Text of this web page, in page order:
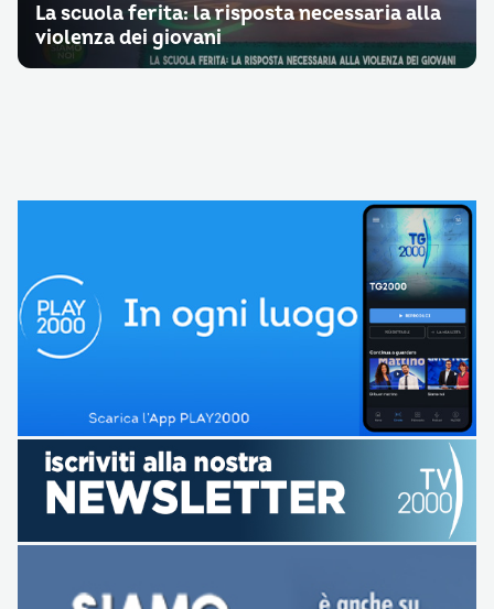
La scuola ferita: la risposta necessaria alla
violenza dei giovani